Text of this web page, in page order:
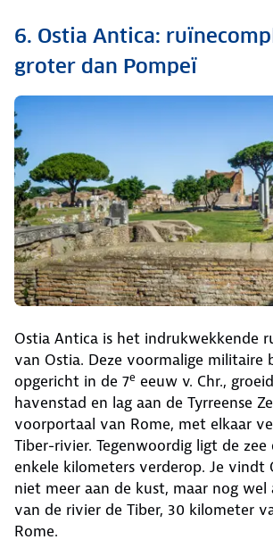
6. Ostia Antica:
groter dan Pompeï
Ostia Antica is het indrukwekkende
van Ostia. Deze voormalige militaire
opgericht in de 7e eeuw v. Chr.,
havenstad en lag aan de Tyrreense
voorportaal van Rome, met elkaar
Tiber-rivier. Tegenwoordig ligt de
enkele kilometers verderop. Je vindt
niet meer aan de kust, maar nog wel
van de rivier de Tiber, 30 kilometer
Rome.